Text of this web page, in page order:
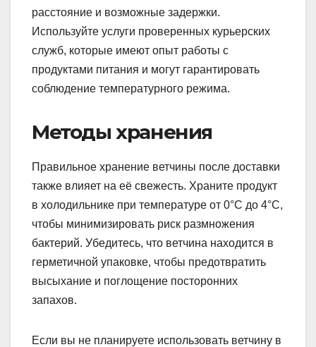
расстояние и возможные задержки.
Используйте услуги проверенных курьерских
служб, которые имеют опыт работы с
продуктами питания и могут гарантировать
соблюдение температурного режима.
Методы хранения
Правильное хранение ветчины после доставки
также влияет на её свежесть. Храните продукт
в холодильнике при температуре от 0°C до 4°C,
чтобы минимизировать риск размножения
бактерий. Убедитесь, что ветчина находится в
герметичной упаковке, чтобы предотвратить
высыхание и поглощение посторонних
запахов.
Если вы не планируете использовать ветчину в